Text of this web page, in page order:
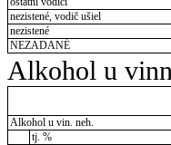
nezistené, vodič ušiel
nezistené
NEZADANÉ
Alkohol u
Alkohol u vin. neh.
tj. %